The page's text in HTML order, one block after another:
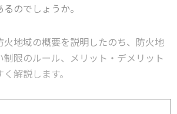
のでしょうか。
火地域の概要を説明したのち、防火地
限のルール、メリット・デメリット
解説します。